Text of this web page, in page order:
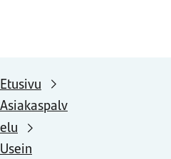
Etusivu
Asiakaspalv
elu
Usein